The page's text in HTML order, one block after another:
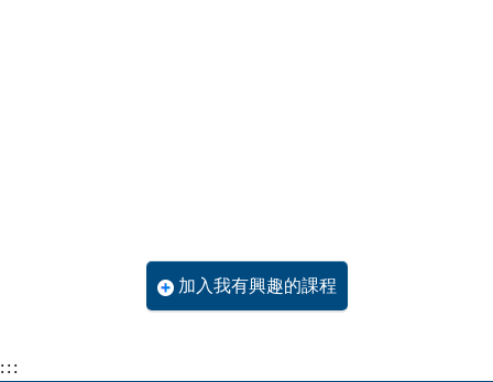
加入我有興趣的課程
:::